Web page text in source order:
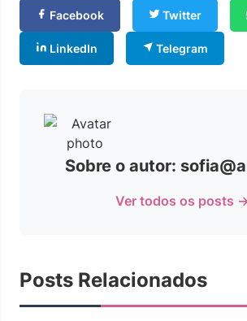
Facebook Twitter
LinkedIn Telegram
Sobre o autor:
Ver todos os posts
Posts Relacionados